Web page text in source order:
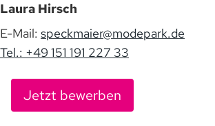
Laura Hirsch
E-Mail: speckmaier@modepark.de
Tel.: +49 151 191 227 33
Jetzt bewerben